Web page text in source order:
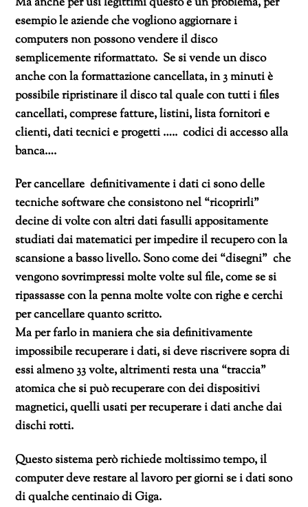
esempio le aziende che vogliono aggiornare i
computers non possono vendere il disco
semplicemente riformattato. Se si vende un disco
anche con la formattazione cancellata, in 3 minuti è
possibile ripristinare il disco tal quale con tutti i files
cancellati, comprese fatture, listini, lista fornitori e
clienti, dati tecnici e progetti ….. codici di accesso alla
banca….
Per cancellare definitivamente i dati ci sono delle
tecniche software che consistono nel “ricoprirli”
decine di volte con altri dati fasulli appositamente
studiati dai matematici per impedire il recupero con la
scansione a basso livello. Sono come dei “disegni” che
vengono sovrimpressi molte volte sul file, come se si
ripassasse con la penna molte volte con righe e cerchi
per cancellare quanto scritto.
Ma per farlo in maniera che sia definitivamente
impossibile recuperare i dati, si deve riscrivere sopra di
essi almeno 33 volte, altrimenti resta una “traccia”
atomica che si può recuperare con dei dispositivi
magnetici, quelli usati per recuperare i dati anche dai
dischi rotti.
Questo sistema però richiede moltissimo tempo, il
computer deve restare al lavoro per giorni se i dati sono
di qualche centinaio di Giga.